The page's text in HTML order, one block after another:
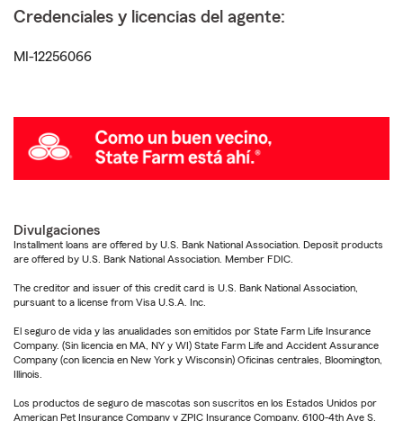
Credenciales y licencias del agente:
MI-12256066
Divulgaciones
Installment loans are offered by U.S. Bank National Association. Deposit products
are offered by U.S. Bank National Association. Member FDIC.
The creditor and issuer of this credit card is U.S. Bank National Association,
pursuant to a license from Visa U.S.A. Inc.
El seguro de vida y las anualidades son emitidos por State Farm Life Insurance
Company. (Sin licencia en MA, NY y WI) State Farm Life and Accident Assurance
Company (con licencia en New York y Wisconsin) Oficinas centrales, Bloomington,
Illinois.
Los productos de seguro de mascotas son suscritos en los Estados Unidos por
American Pet Insurance Company y ZPIC Insurance Company, 6100-4th Ave S,